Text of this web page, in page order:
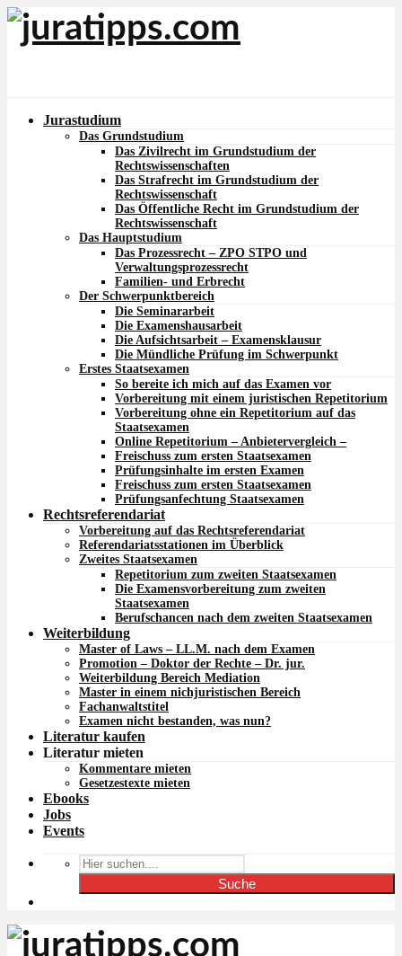
Jurastudium
Das Grundstudium
Das Zivilrecht im Grundstudium der
Rechtswissenschaften
Das Strafrecht im Grundstudium der
Rechtswissenschaft
Das Öffentliche Recht im Grundstudium der
Rechtswissenschaft
Das Hauptstudium
Das Prozessrecht – ZPO STPO und
Verwaltungsprozessrecht
Familien- und Erbrecht
Der Schwerpunktbereich
Die Seminararbeit
Die Examenshausarbeit
Die Aufsichtsarbeit – Examensklausur
Die Mündliche Prüfung im Schwerpunkt
Erstes Staatsexamen
So bereite ich mich auf das Examen vor
Vorbereitung mit einem juristischen Repetitorium
Vorbereitung ohne ein Repetitorium auf das
Staatsexamen
Online Repetitorium – Anbietervergleich –
Freischuss zum ersten Staatsexamen
Prüfungsinhalte im ersten Examen
Freischuss zum ersten Staatsexamen
Prüfungsanfechtung Staatsexamen
Rechtsreferendariat
Vorbereitung auf das Rechtsreferendariat
Referendariatsstationen im Überblick
Zweites Staatsexamen
Repetitorium zum zweiten Staatsexamen
Die Examensvorbereitung zum zweiten
Staatsexamen
Berufschancen nach dem zweiten Staatsexamen
Weiterbildung
Master of Laws – LL.M. nach dem Examen
Promotion – Doktor der Rechte – Dr. jur.
Weiterbildung Bereich Mediation
Master in einem nichjuristischen Bereich
Fachanwaltstitel
Examen nicht bestanden, was nun?
Literatur kaufen
Literatur mieten
Kommentare mieten
Gesetzestexte mieten
Ebooks
Jobs
Events
Suche